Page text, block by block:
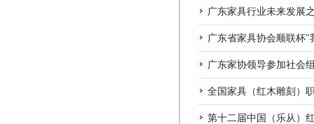
广东家具行业未来发展
广东省家具协会顺联杯
广东家协领导参加社会
全国家具（红木雕刻）
第十二届中国（乐从）